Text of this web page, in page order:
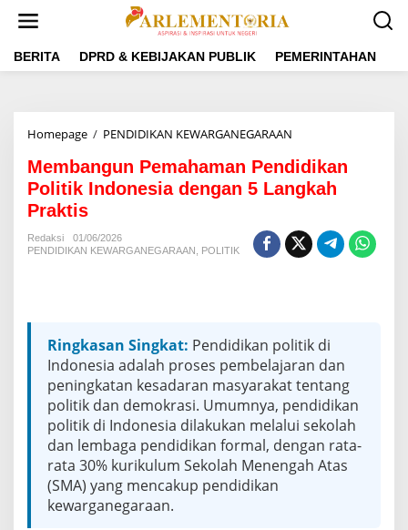
t
BERITA DPRD & KEBIJAKAN PUBLIK PEMERINTAHAN
Homepage / PENDIDIKAN KEWARGANEGARAAN
m
b
a
g
u
h
a
m
a
n
P
e
n
d
Membangun Pemahaman Pendidikan
Politik Indonesia dengan 5 Langkah
Praktis
Redaksi
01/06/2026
PENDIDIKAN KEWARGANEGARAAN
POLITIK
Ringkasan Singkat: Pendidikan politik di
Indonesia adalah proses pembelajaran dan
peningkatan kesadaran masyarakat tentang
politik dan demokrasi. Umumnya, pendidikan
politik di Indonesia dilakukan melalui sekolah
dan lembaga pendidikan formal, dengan rata-
rata 30% kurikulum Sekolah Menengah Atas
(SMA) yang mencakup pendidikan
kewarganegaraan.